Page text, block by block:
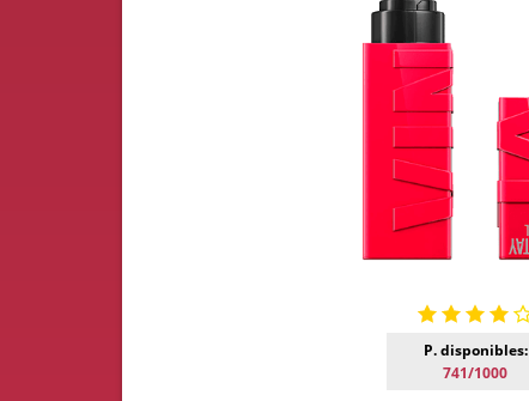
P. disponibles:
741/1000